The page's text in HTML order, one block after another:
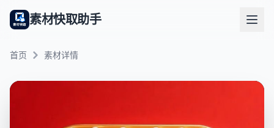
素材快取助手
首页 素材详情